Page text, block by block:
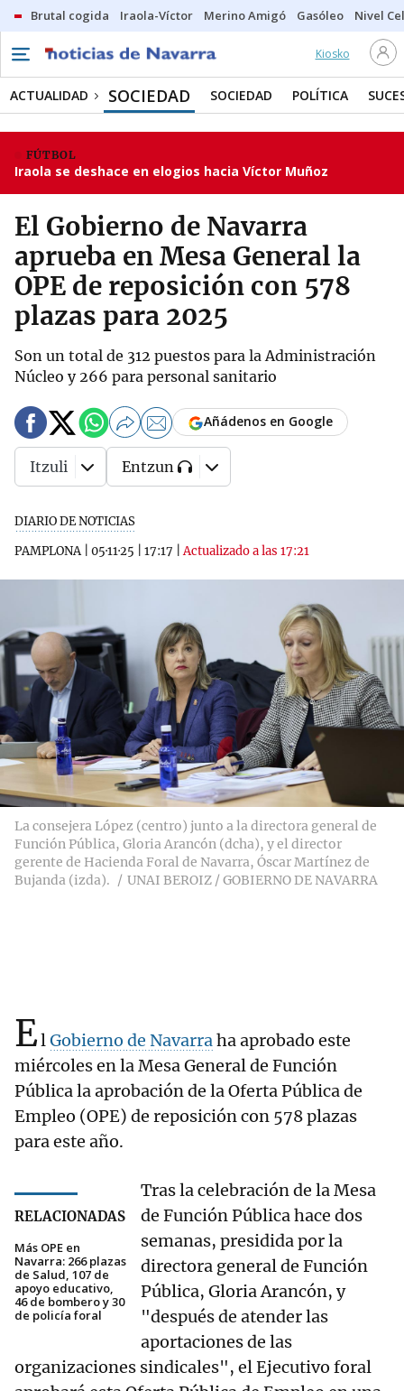
Brutal cogida Iraola-Víctor Merino Amigó Gasóleo Nivel
Kiosko
ACTUALIDAD SOCIEDAD SOCIEDAD POLÍTICA
FÚTBOL
Iraola se deshace en elogios hacia Víctor Muñoz
El Gobierno de Navarra
aprueba en Mesa General la
OPE de reposición con 578
plazas para 2025
Son un total de 312 puestos para la Administración
Núcleo y 266 para personal sanitario
DIARIO DE NOTICIAS
PAMPLONA| 05·11·25 17:17 |Actualizado a las 17:21
Añádenos en Google
Itzuli Entzun
La consejera López (centro) junto a la directora general de
Función Pública, Gloria Arancón (dcha), y el director
gerente de Hacienda Foral de Navarra, Óscar Martínez de
Bujanda (izda).
UNAI BEROIZ / GOBIERNO DE NAVARRA
ElGobierno de Navarraha aprobado este
miércoles en la Mesa General de Función
Pública la aprobación de la Oferta Pública de
Empleo (OPE) de reposición con 578 plazas
para este año.
RELACIONADAS
Más OPE en
Navarra: 266 plazas
de Salud, 107 de
apoyo educativo,
46 de bombero y 30
de policía foral
Tras la celebración de la Mesa
de Función Pública hace dos
semanas, presidida por la
directora general de Función
Pública, Gloria Arancón, y
"después de atender las
aportaciones de las
organizaciones sindicales", el Ejecutivo foral